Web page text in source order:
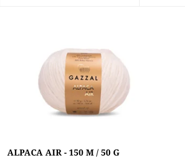
Jemná a krásně nadýchaná teploučká
příze vhodná pro všechny zimní
projekty.
Skladem 4 ks
GAZZAL
ALPACA AIR - 150 M / 50 G